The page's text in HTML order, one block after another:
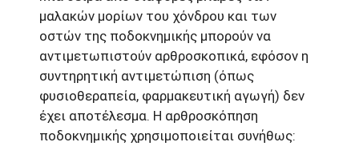
μαλακών μορίων του χόνδρου και των
οστών της ποδοκνημικής μπορούν να
αντιμετωπιστούν αρθροσκοπικά, εφόσον η
συντηρητική αντιμετώπιση (όπως
φυσιοθεραπεία, φαρμακευτική αγωγή) δεν
έχει αποτέλεσμα. Η αρθροσκόπηση
ποδοκνημικής χρησιμοποιείται συνήθως: